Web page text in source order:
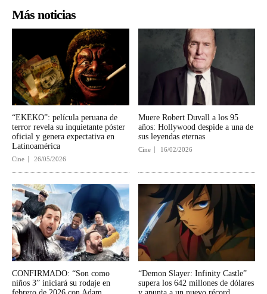
Más noticias
“EKEKO”: película peruana de
terror revela su inquietante póster
oficial y genera expectativa en
Latinoamérica
Cine 26/05/2026
Muere Robert Duvall a los 95
años: Hollywood despide a una de
sus leyendas eternas
Cine 16/02/2026
CONFIRMADO: “Son como
niños 3” iniciará su rodaje en
“Demon Slayer: Infinity Castle”
supera los 642 millones de dólares